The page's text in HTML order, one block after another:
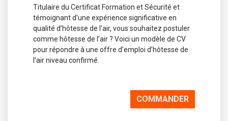
Titulaire du Certificat Formation et Sécurité et
témoignant d’une expérience significative en
qualité d’hôtesse de l’air, vous souhaitez postuler
comme hôtesse de l’air ? Voici un modèle de CV
pour répondre à une offre d’emploi d’hôtesse de
l’air niveau confirmé.
COMMANDER